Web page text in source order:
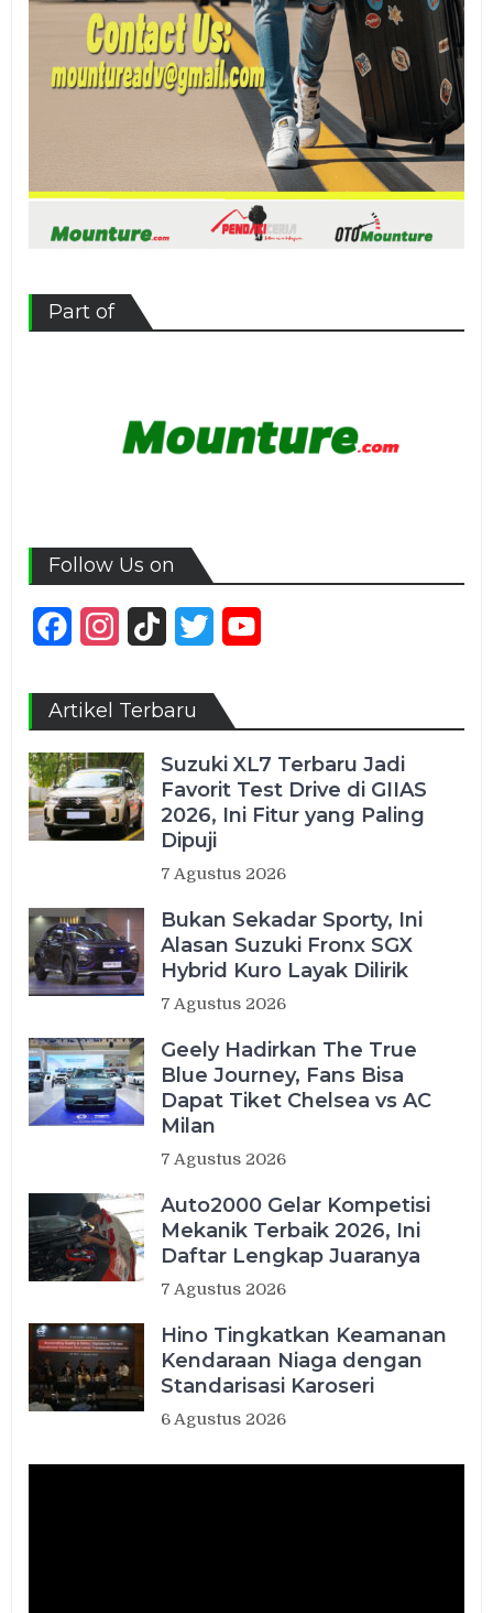
Part of
Follow Us on
FacebookInstagram
TikTok Twitter
Artikel Terbaru
Suzuki XL7 Terbaru Jadi
Favorit Test Drive di GIIAS
2026, Ini Fitur yang Paling
Dipuji
7 Agustus 2026
Bukan Sekadar Sporty, Ini
Alasan Suzuki Fronx SGX
Hybrid Kuro Layak Dilirik
7 Agustus 2026
Geely Hadirkan The True
Blue Journey, Fans Bisa
Dapat Tiket Chelsea vs AC
Milan
7 Agustus 2026
Auto2000 Gelar Kompetisi
Mekanik Terbaik 2026, Ini
Daftar Lengkap Juaranya
7 Agustus 2026
Hino Tingkatkan Keamanan
Kendaraan Niaga dengan
Standarisasi Karoseri
6 Agustus 2026